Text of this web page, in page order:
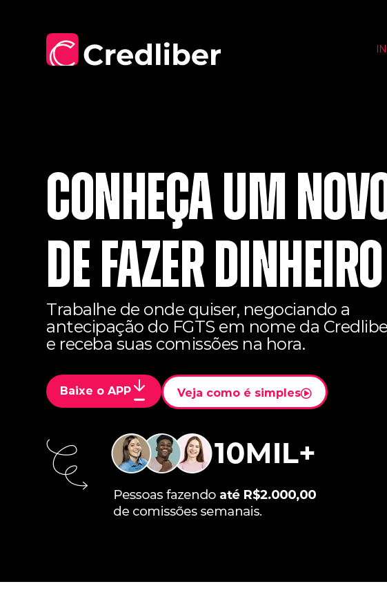
Conheça um
de fazer dinheiro
Trabalhe de onde quiser, negociando a
antecipação do FGTS em nome da
e receba suas comissões na hora.
Baixe o APP Veja como é simples